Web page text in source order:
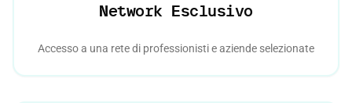
Network Esclusivo
Accesso a una rete di professionisti e aziende selezionate